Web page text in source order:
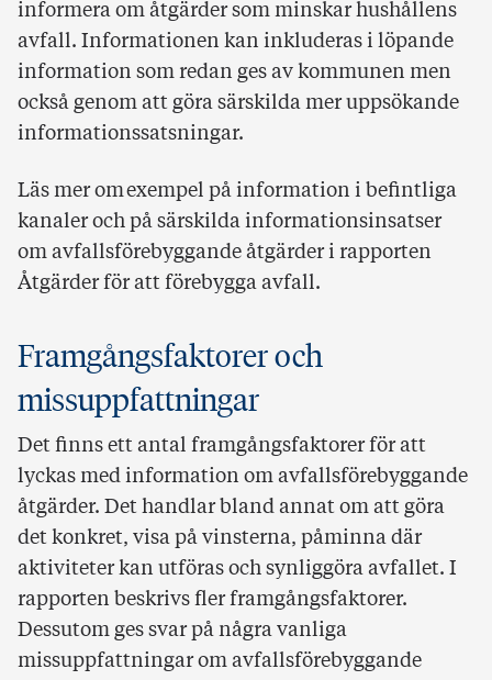
informera om åtgärder som minskar hushållens
avfall. Informationen kan inkluderas i löpande
information som redan ges av kommunen men
också genom att göra särskilda mer uppsökande
informationssatsningar.
Läs mer om exempel på information i befintliga
kanaler och på särskilda informationsinsatser
om avfallsförebyggande åtgärder i rapporten
Åtgärder för att förebygga avfall.
Framgångsfaktorer och
missuppfattningar
Det finns ett antal framgångsfaktorer för att
lyckas med information om avfallsförebyggande
åtgärder. Det handlar bland annat om att göra
det konkret, visa på vinsterna, påminna där
aktiviteter kan utföras och synliggöra avfallet. I
rapporten beskrivs fler framgångsfaktorer.
Dessutom ges svar på några vanliga
missuppfattningar om avfallsförebyggande